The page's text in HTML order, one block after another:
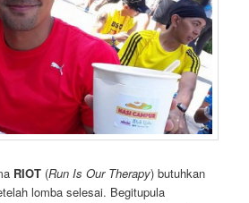
RIOT (Run Is Our Therapy) butuhkan
lomba selesai. Begitupula